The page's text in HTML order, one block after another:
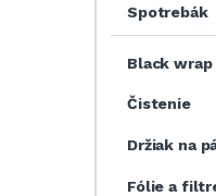
Spotrebák
Black wrap
Čistenie
Držiak na
Fólie a